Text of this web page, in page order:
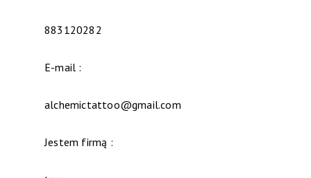
883120282
E-mail :
alchemictattoo@gmail.com
Jestem firmą :